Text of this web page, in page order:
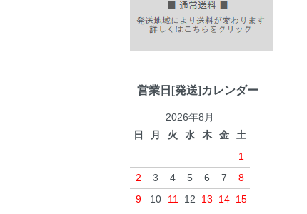
営業日[発送]カレンダー
2026年8月
日
月 火 水 木 金
土
1
2
3 4 5 6 7
8
9
10 11 12 13 14 15